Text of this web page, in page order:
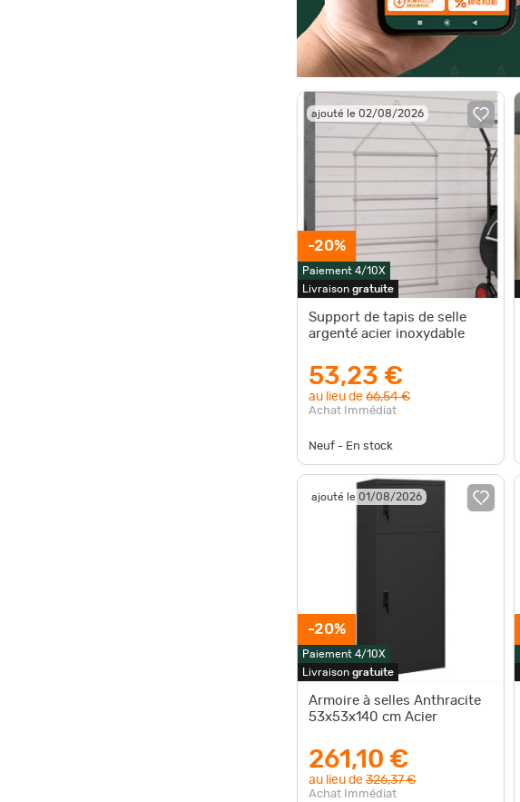
ajouté le 02/08/2026
-20%
Paiement 4/10X
Livraison gratuite
Support de tapis de selle
argenté acier inoxydable
53,23 €
au lieu de 66,54 €
Achat Immédiat
Neuf - En stock
ajouté le 01/08/2026
-20%
Paiement 4/10X
Livraison gratuite
Armoire à selles Anthracite
53x53x140 cm Acier
261,10 €
au lieu de 326,37 €
Achat Immédiat